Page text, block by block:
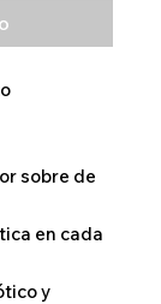
sobre de
en cada
y